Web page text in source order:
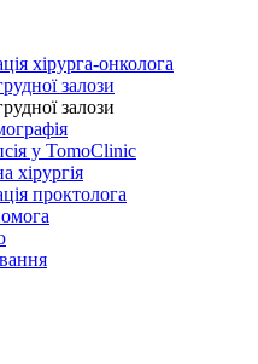
хірурга-онколога
залози
залози
у TomoClinic
хірургія
проктолога